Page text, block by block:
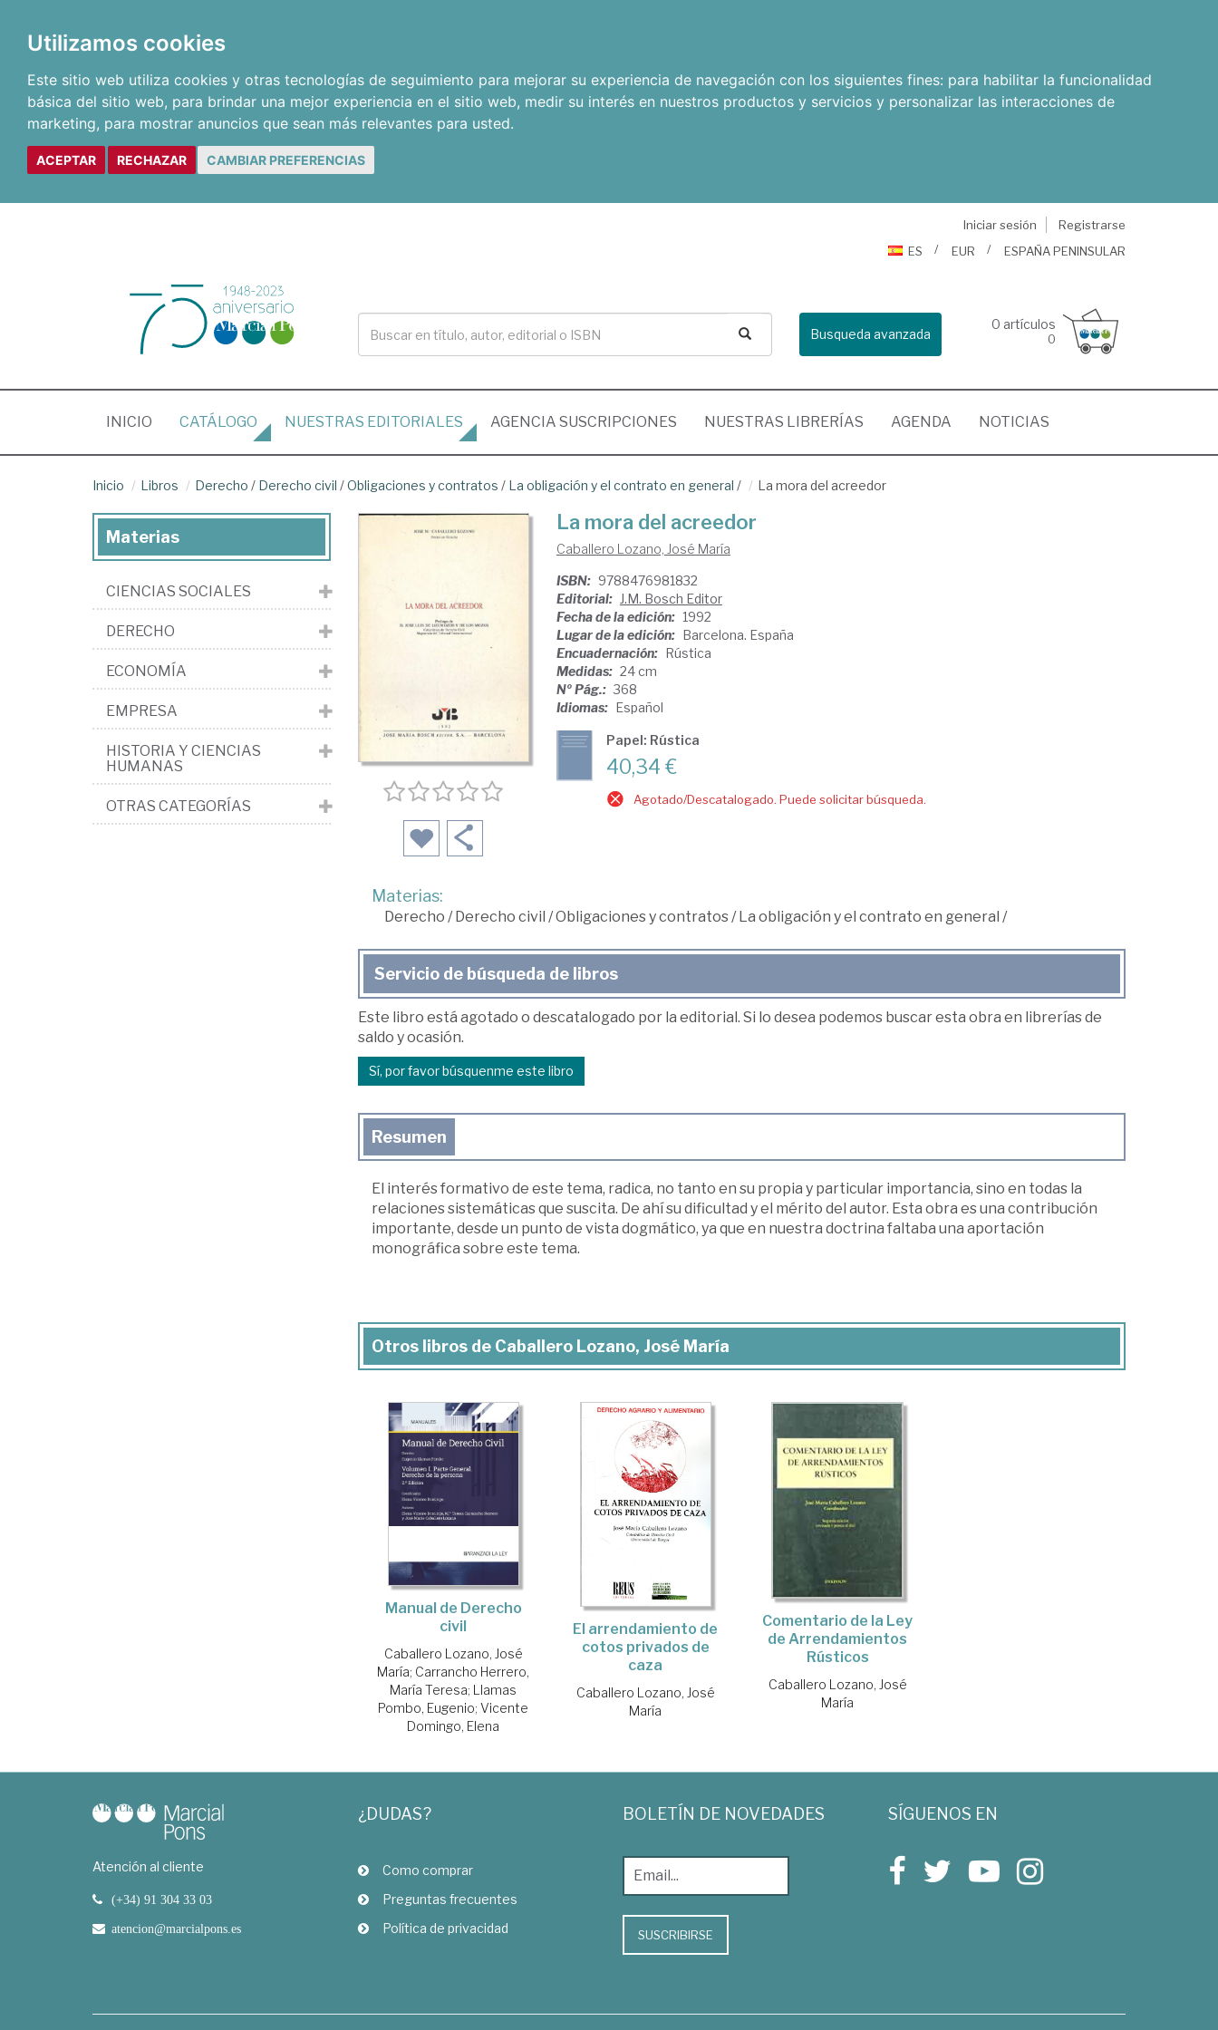
Utilizamos cookies
Este sitio web utiliza cookies y otras tecnologías de seguimiento para mejorar su experiencia de navegación con los siguientes fines: para habilitar la funcionalidad
básica del sitio web, para brindar una mejor experiencia en el sitio web, medir su interés en nuestros productos y servicios y personalizar las interacciones de
marketing, para mostrar anuncios que sean más relevantes para usted.
ACEPTAR RECHAZAR CAMBIAR PREFERENCIAS
Iniciar sesión
Registrarse
ES
EUR ESPAÑA PENINSULAR
Busqueda avanzada
0 artículos
0
INICIO (CURRENT)
CATÁLOGO NUESTRAS EDITORIALES AGENCIA SUSCRIPCIONES NUESTRAS LIBRERÍAS AGENDA NOTICIAS
Inicio Libros Derecho / Derecho civil /Obligaciones y contratos / La obligación y el contrato en general / La mora del acreedor
La mora del acreedor
Caballero Lozano, José María
ISBN: 9788476981832
Editorial: J.M. Bosch Editor
Fecha de la edición: 1992
Lugar de la edición: Barcelona. España
Encuadernación: Rústica
Medidas: 24 cm
Nº Pág.: 368
Idiomas: Español
Papel: Rústica
40,34 €
Agotado/Descatalogado. Puede solicitar búsqueda.
Materias:
Derecho /Derecho civil /Obligaciones y contratos/La obligación y el contrato en general /
Servicio de búsqueda de libros
Este libro está agotado o descatalogado por la editorial. Si lo desea podemos buscar esta obra en librerías de
saldo y ocasión.
Sí, por favor búsquenme este libro
Resumen
El interés formativo de este tema, radica, no tanto en su propia y particular importancia, sino en todas la
relaciones sistemáticas que suscita. De ahí su dificultad y el mérito del autor. Esta obra es una contribución
importante, desde un punto de vista dogmático, ya que en nuestra doctrina faltaba una aportación
monográfica sobre este tema.
Otros libros de Caballero Lozano, José María
Manual de Derecho
civil
Caballero Lozano, José
María; Carrancho Herrero,
María Teresa; Llamas
Pombo, Eugenio;Vicente
Domingo, Elena
El arrendamiento de
cotos privados de
caza
Caballero Lozano, José
María
Comentario de la Ley
de Arrendamientos
Rústicos
Caballero Lozano, José
María
Materias
CIENCIAS SOCIALES
DERECHO
ECONOMÍA
EMPRESA
HISTORIA Y CIENCIAS
HUMANAS
OTRAS CATEGORÍAS
Atención al cliente
(+34) 91 304 33 03
atencion@marcialpons.es
¿DUDAS?
Como comprar
Preguntas frecuentes
Política de privacidad
BOLETÍN DE NOVEDADES
SUSCRIBIRSE
SÍGUENOS EN